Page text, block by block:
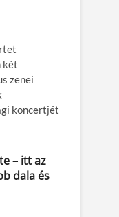
két
zenei
koncertjét
– itt az
dala és